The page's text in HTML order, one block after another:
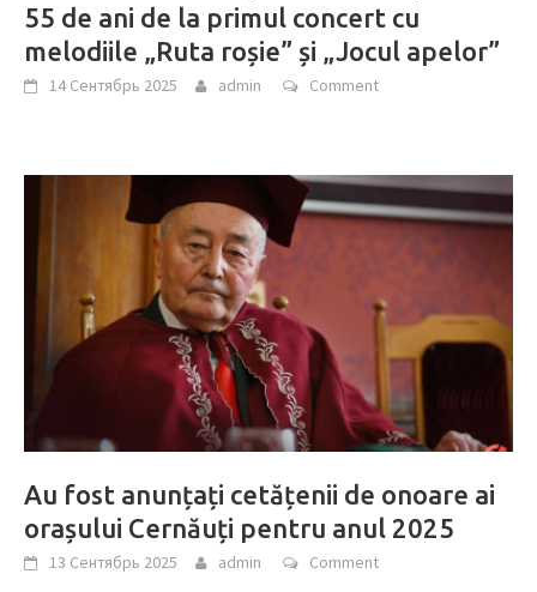
55 de ani de la primul concert cu
melodiile „Ruta roșie” și „Jocul apelor”
14 Сентябрь 2025 admin Comment
Au fost anunțați cetățenii de onoare ai
orașului Cernăuți pentru anul 2025
13 Сентябрь 2025 admin Comment